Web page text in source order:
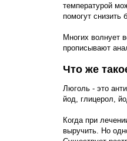
температурой
помогут снизить
Многих волнует
прописывают
Что же
Люголь - это
йод, глицерол,
Когда при
выручить. Но